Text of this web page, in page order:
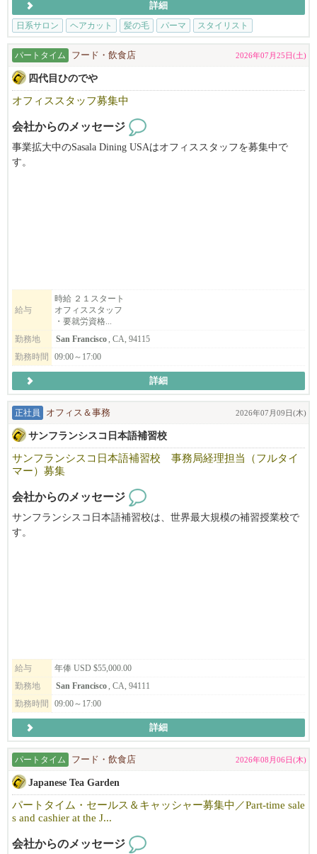
せて頂きます。
詳細
日系サロン
ヘアカット 髪の毛 パーマ スタイリスト
パートタイム フード・飲食店 2026年07月25日(土)
四代目ひのでや
オフィススタッフ募集中
会社からのメッセージ
事業拡大中のSasala Dining USAはオフィススタッフを募集中で
す。
を募集していますので、
就労資格をお持ちの方、是非ご応募ください。
あわせて、新店Hinodeya Ramen Berkeley店で働いて頂けるスタッ
フも募集しております（要就労資格）。
弊社 彩々楽ダイニンググループは創業1886年本社は埼玉県。日本
飲食店を展開している会社です。元々は埼玉の片田舎の一飲食店
であった実家「ひのでや食堂」でしたが、4代目当主である私が20
代30代と欧州や米国などで海外勤務をした経験を通じ、世界にお
ける和食の特異性（うまみ だしの概念）や調理技巧の素晴らし
さに気づいたことから、こういった素晴らしい日本の食文化を世
界中どこでも誰でも楽しめる普遍的なものにしたい！ダシの文化
を広めたい！と決心し、その手段として懐石や純和食などではな
く、ラーメンで挑戦しようと奮起して10カ年の海外進出計画を立
てて実行し2016年に米国進出を果たしました。
れ、和食を極めた料理人が作った「和ラーメン」としての新ジャ
ンルを確立、ラーメン店がどんどん増えつつある激戦区CAベイエ
リアにおいてもOPEN以来常に地域のトップランキングに座して
順調に走ってまいりました。
「ひのでや」の営業開始。その後、現在までにカリフォルニア州
のサンフランシスコで直営４店舗、テキサスのダラスで直営１店
舗を運営し、ロサンゼルスで初の直営店が９月にオープンする人
気ラーメン店。まだまだ成長途中の企業です。目標通り世界5極体
制（北米・中南米・アジア・オセアニア・ヨーロッパ進出を2030
頑張っています。もちろん、日本や米国内でも展開を進めますの
給与
時給 ２１スタート
オフィススタッフ
・要就労資格...
勤務地
San Francisco , CA, 94115
勤務時間
09:00～17:00
詳細
正社員 オフィス＆事務 2026年07月09日(木)
サンフランシスコ日本語補習校
サンフランシスコ日本語補習校 事務局経理担当（フルタイ
マー）募集
会社からのメッセージ
サンフランシスコ日本語補習校は、世界最大規模の補習授業校で
す。
給与
年俸 USD $55,000.00
勤務地
San Francisco, CA, 94111
勤務時間
09:00～17:00
詳細
パートタイム フード・飲食店 2026年08月06日(木)
Japanese Tea Garden
パートタイム・セールス＆キャッシャー募集中／Part-time sale
s and cashier at the J...
会社からのメッセージ